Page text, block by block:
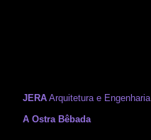
JERAArquitetura e Engenharia
A Ostra Bêbada